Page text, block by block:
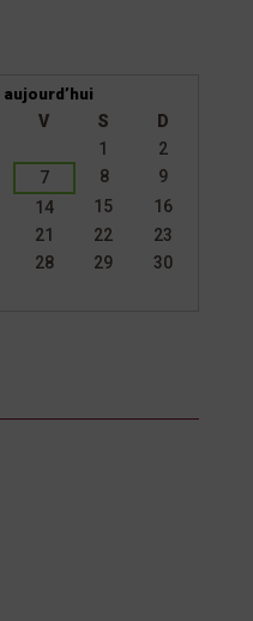
aujourd’hui
V S
D
1
2
7 8
9
14 15
16
21 22
23
28 29
30